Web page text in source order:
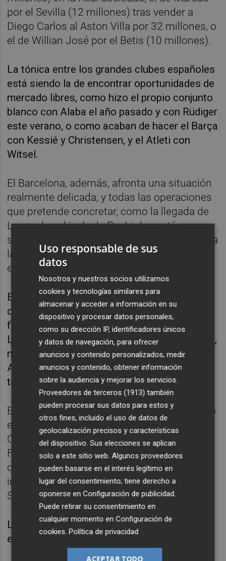
por el Sevilla (12 millones) tras vender a
Diego Carlos al Aston Villa por 32 millones, o
el de Willian José por el Betis (10 millones).
La tónica entre los grandes clubes españoles
está siendo la de encontrar oportunidades de
mercado libres, como hizo el propio conjunto
blanco con Alaba el año pasado y con Rüdiger
este verano, o como acaban de hacer el Barça
con Kessié y Christensen, y el Atleti con
Witsel.
El Barcelona, además, afronta una situación
realmente delicada, y todas las operaciones
que pretende concretar, como la llegada de
Lewandowski o la de Raphinha, están
sumidas en la incertidumbre y supeditadas a
la activación de nuevas "palancas"
económicas.
El Villarreal es otro de los equipos
destacados que más ha apostado por los
fichajes libres, tras reclutar a Morales del
Levante, y con la vuelta a casa de Pepe Reina,
mismo camino que ha recorrido Sergio
Asenjo para regresar al Valladolid libre
también.
El mismo ejemplo han seguido clubes como
el Espanyol, con los fichajes de Joselu y
Oliván; el Osasuna, con la llegada de Aitor
Fernández y Rubén Peña; el Betis con el
central Luiz Felipe; o el Rayo, que ha
incorporado a Diego López, Unai López y
Salvi Sánchez.
La ventana de traspasos veraniega concluirá
el próximo 1 de septiembre
Uso responsable de sus
datos
Nosotros y nuestros socios utilizamos
cookies y tecnologías similares para
almacenar y acceder a información en su
dispositivo y procesar datos personales,
como su dirección IP, identificadores únicos
y datos de navegación, para ofrecer
anuncios y contenido personalizados, medir
anuncios y contenido, obtener información
sobre la audiencia y mejorar los servicios.
Proveedores de terceros (1913) también
pueden procesar sus datos para estos y
otros fines, incluido el uso de datos de
geolocalización precisos y características
del dispositivo. Sus elecciones se aplican
solo a este sitio web. Algunos proveedores
pueden basarse en el interés legítimo en
lugar del consentimiento; tiene derecho a
oponerse enConfiguración de publicidad
Puede retirar su consentimiento en
cualquier momento enConfiguración de
cookies .Política de privacidad
ACEPTAR TODO